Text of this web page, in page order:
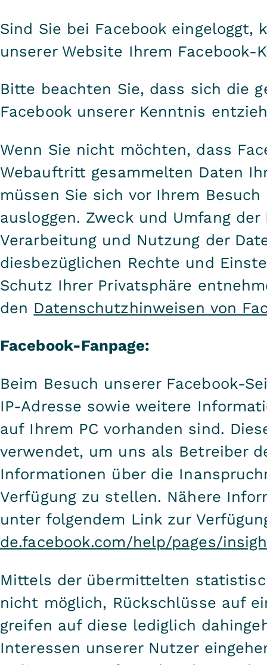
Sind Sie bei Facebook eingeloggt,
unserer Website Ihrem Facebook-
Bitte beachten Sie, dass sich die
Facebook unserer Kenntnis
Wenn Sie nicht möchten, dass
Webauftritt gesammelten Daten
müssen Sie sich vor Ihrem
ausloggen. Zweck und Umfang
Verarbeitung und Nutzung der
diesbezüglichen Rechte und
Schutz Ihrer Privatsphäre
den Datenschutzhinweisen von
Facebook-Fanpage:
Beim Besuch unserer Facebook-
IP-Adresse sowie weitere
auf Ihrem PC vorhanden sind.
verwendet, um uns als Betreiber
Informationen über die
Verfügung zu stellen. Nähere
unter folgendem Link zur
de.facebook.com/help/pages/
Mittels der übermittelten
nicht möglich, Rückschlüsse auf
greifen auf diese lediglich
Interessen unserer Nutzer